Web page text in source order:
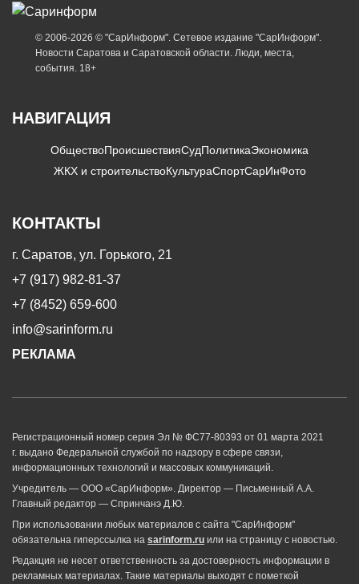
© 2006-2026 © "СарИнформ". Сетевое издание "СарИнформ".
Новости Саратова и Саратовской области. Люди, места,
события. 18+
НАВИГАЦИЯ
ОбществоПроисшествияСудПолитикаЭкономика
ЖКХ и строительствоКультураСпортСарИнФото
КОНТАКТЫ
г. Саратов, ул. Горького, 21
+7 (917) 982-81-37
+7 (8452) 659-600
info@sarinform.ru
РЕКЛАМА
Регистрационный номер серия Эл № ФС77-80393 от 01 марта 2021
г. выдано Федеральной службой по надзору в сфере связи,
информационных технологий и массовых коммуникаций.
Учредитель — ООО «СарИнформ». Директор — Письменный А.А.
Главный редактор — Спринчанэ Д.Ю.
При использовании любых материалов с сайта "СарИнформ"
обязательна гиперссылка на sarinform.ru или на страницу с новостью.
Редакция не несет ответственность за достоверность информации в
рекламных материалах. Такие материалы выходят с пометкой